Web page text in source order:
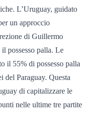
L’Uruguay, guidato
un approccio
di Guillermo
possesso palla. Le
il 55% di possesso palla
del Paraguay. Questa
di capitalizzare le
nelle ultime tre partite